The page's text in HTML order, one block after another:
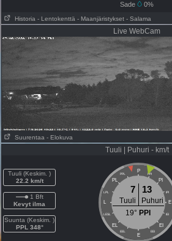
Sade
0%
Historia - Lentokenttä - Maanjäristykset - Salama
Live WebCam
Suurentaa - Elokuva
Tuuli | Puhuri - km/t
Tuuli (Keskim. )
22.2 km/t
1 Bft
Kevyt ilma
Suunta (Keskim. )
PPL 348°
P
PPL PPI
PL PI
LPL IPI
L E
LESL IEI
EL EI
EEL EEI
E
7 13
Tuuli
Puhuri
19° PPI